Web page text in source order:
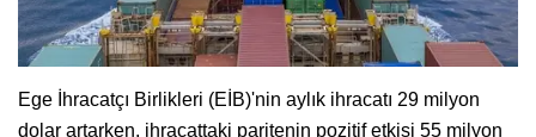
Ege İhracatçı Birlikleri (EİB)'nin aylık ihracatı 29 milyon
dolar artarken, ihracattaki paritenin pozitif etkisi 55 milyon